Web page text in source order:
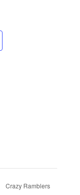
Crazy Ramblers